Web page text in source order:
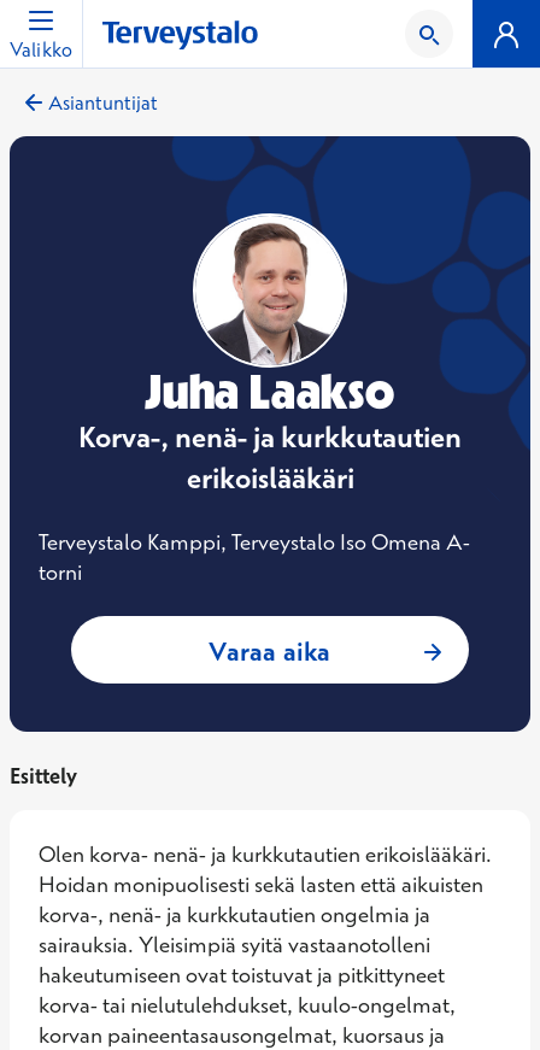
Valikko
Asiantuntijat
Juha Laakso
Korva-, nenä- ja kurkkutautien
erikoislääkäri
Terveystalo Kamppi, Terveystalo Iso Omena A-
torni
Varaa aika : Juha Laakso,
Esittely
Olen korva- nenä- ja kurkkutautien erikoislääkäri.
Hoidan monipuolisesti sekä lasten että aikuisten
korva-, nenä- ja kurkkutautien ongelmia ja
sairauksia. Yleisimpiä syitä vastaanotolleni
hakeutumiseen ovat toistuvat ja pitkittyneet
korva- tai nielutulehdukset, kuulo-ongelmat,
korvan paineentasausongelmat, kuorsaus ja